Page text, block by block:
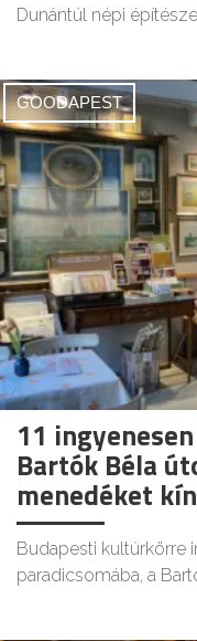
Dunántúl népi
GOODAPEST
11
Bartók Béla
menedéket
Budapesti kultúrkörre
paradicsomába, a